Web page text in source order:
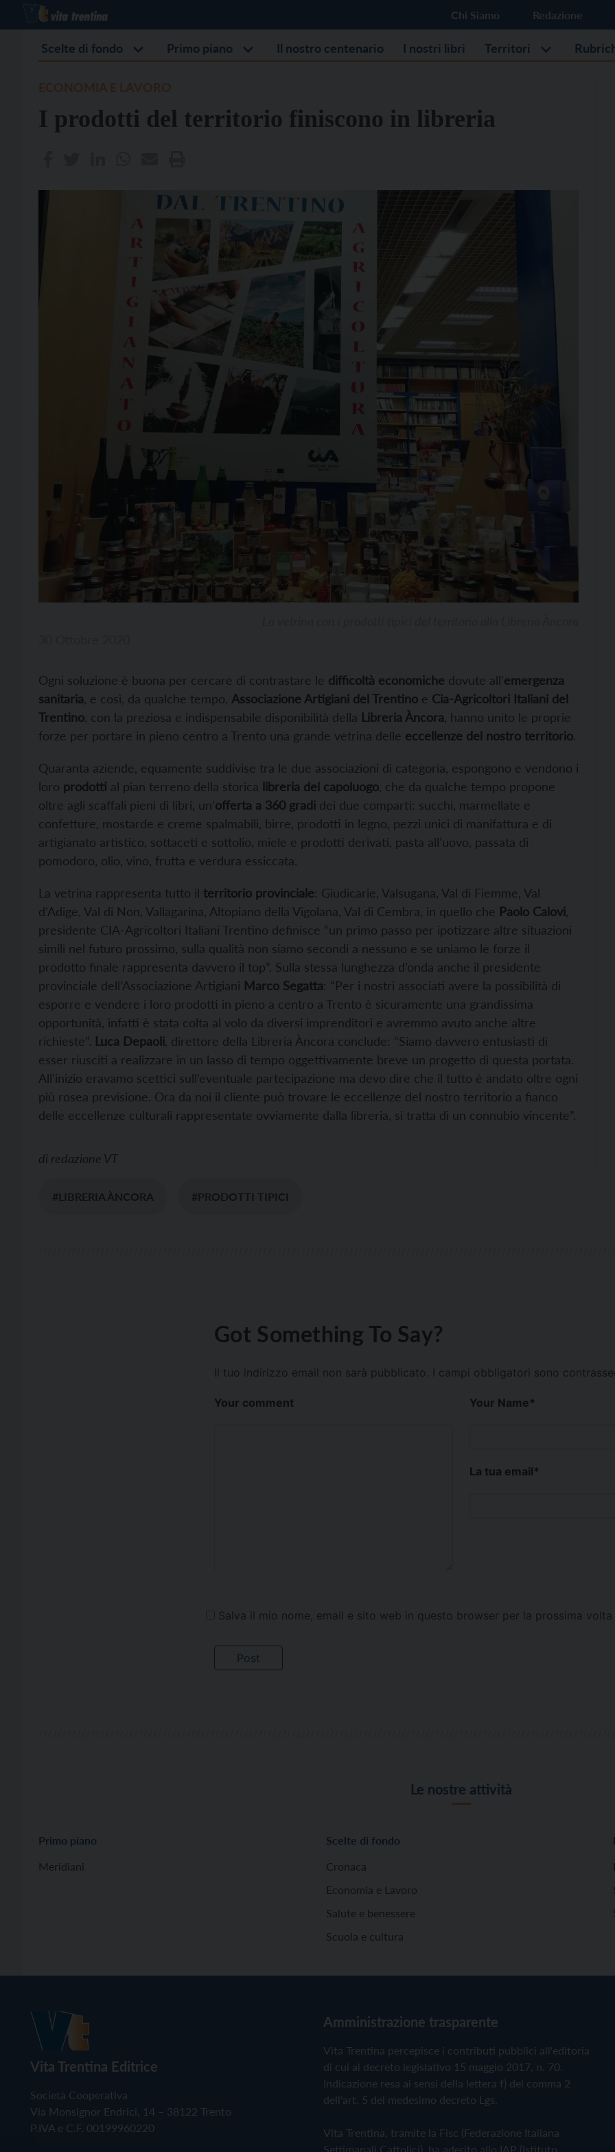
Chi Siamo Redazione
Scelte di fondo Primo piano Il nostro centenario I nostri libri Territori
I prodotti del territorio finiscono in libreria
Ogni soluzione è buona per cercare di contrastare le difficoltà economiche dovute all’emergenza
sanitaria , e così, da qualche tempo, Associazione Artigiani del Trentino e Cia-Agricoltori Italiani del
Trentino , con la preziosa e indispensabile disponibilità della Libreria Àncora , hanno unito le proprie
forze per portare in pieno centro a Trento una grande vetrina delle eccellenze del nostro territorio.
Quaranta aziende, equamente suddivise tra le due associazioni di categoria, espongono e vendono i
loro prodotti al pian terreno della storica libreria del capoluogo , che da qualche tempo propone
oltre agli scaffali pieni di libri, un’offerta a 360 gradi dei due comparti: succhi, marmellate e
confetture, mostarde e creme spalmabili, birre, prodotti in legno, pezzi unici di manifattura e di
artigianato artistico, sottaceti e sottolio, miele e prodotti derivati, pasta all’uovo, passata di
pomodoro, olio, vino, frutta e verdura essiccata.
La vetrina rappresenta tutto il territorio provinciale: Giudicarie, Valsugana, Val di Fiemme, Val
d’Adige, Val di Non, Vallagarina, Altopiano della Vigolana, Val di Cembra, in quello che Paolo Calovi
presidente CIA-Agricoltori Italiani Trentino definisce “un primo passo per ipotizzare altre situazioni
simili nel futuro prossimo, sulla qualità non siamo secondi a nessuno e se uniamo le forze il
prodotto finale rappresenta davvero il top”. Sulla stessa lunghezza d’onda anche il presidente
provinciale dell’Associazione Artigiani Marco Segatta: “Per i nostri associati avere la possibilità di
esporre e vendere i loro prodotti in pieno a centro a Trento è sicuramente una grandissima
opportunità, infatti è stata colta al volo da diversi imprenditori e avremmo avuto anche altre
richieste”. Luca Depaoli , direttore della Libreria Àncora conclude: “Siamo davvero entusiasti di
esser riusciti a realizzare in un lasso di tempo oggettivamente breve un progetto di questa portata.
All’inizio eravamo scettici sull’eventuale partecipazione ma devo dire che il tutto è andato oltre ogni
più rosea previsione. Ora da noi il cliente può trovare le eccellenze del nostro territorio a fianco
delle eccellenze culturali rappresentate ovviamente dalla libreria, si tratta di un connubio vincente”.
di redazione VT
#LIBRERIA ÀNCORA #PRODOTTI TIPICI
Got Something To Say?
Il tuo indirizzo email non sarà pubblicato. I campi obbligatori sono
Your comment Your Name*
La tua email*
Salva il mio nome, email e sito web in questo browser per la prossima
Le nostre attività
Primo piano
Meridiani
Scelte di fondo
Cronaca
Economia e Lavoro
Salute e benessere
Scuola e cultura
Vita Trentina Editrice
Società Cooperativa
Via Monsignor Endrici, 14 – 38122 Trento
P.IVA e C.F. 00199960220
Amministrazione trasparente
Vita Trentina percepisce i contributi pubblici all'editoria
di cui al decreto legislativo 15 maggio 2017, n. 70.
Indicazione resa ai sensi della lettera f) del comma 2
dell'art. 5 del medesimo decreto Lgs.
Vita Trentina, tramite la Fisc (Federazione Italiana
Settimanali Cattolici), ha aderito allo IAP (Istituto